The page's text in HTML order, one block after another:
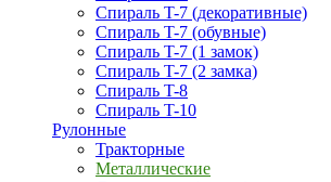
Спираль T-7 (декоративные)
Спираль T-7 (обувные)
Спираль T-7 (1 замок)
Спираль T-7 (2 замка)
Спираль T-8
Спираль T-10
Рулонные
Тракторные
Металлические